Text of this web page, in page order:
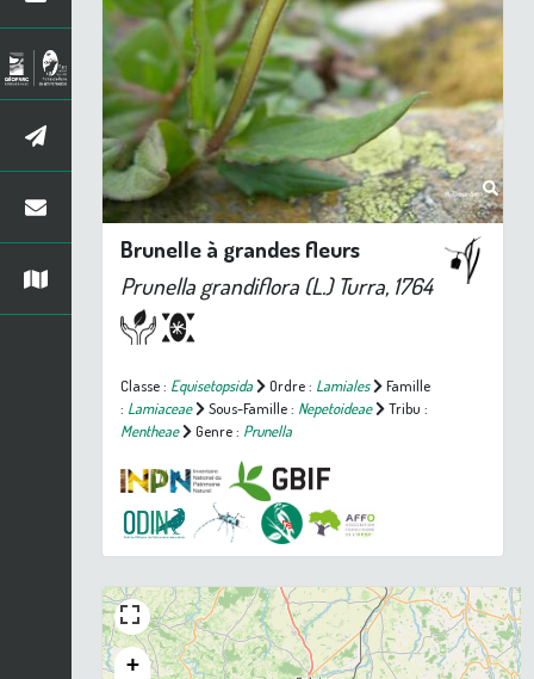
Brunelle à grandes fleurs
Prunella grandiflora (L.) Turra, 1764
Classe : Equisetopsida Ordre : Lamiales
Famille
: Lamiaceae Sous-Famille : Nepetoideae
Tribu :
Mentheae
Genre : Prunella
+